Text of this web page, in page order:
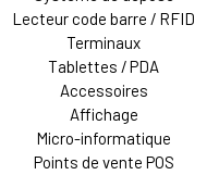
Lecteur code barre / RFID
Terminaux
Tablettes / PDA
Accessoires
Affichage
Micro-informatique
Points de vente POS